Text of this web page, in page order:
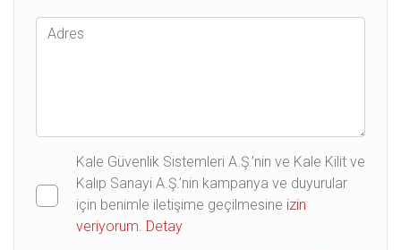
Adres
Kale Güvenlik Sistemleri A.Ş.’nin ve Kale Kilit ve
Kalıp Sanayi A.Ş.’nin kampanya ve duyurular
için benimle iletişime geçilmesine izin
veriyorum. Detay